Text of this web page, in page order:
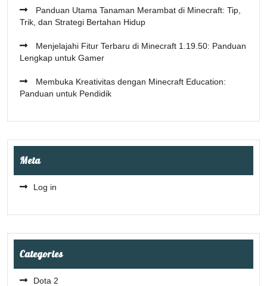
Panduan Utama Tanaman Merambat di Minecraft: Tip,
Trik, dan Strategi Bertahan Hidup
Menjelajahi Fitur Terbaru di Minecraft 1.19.50: Panduan
Lengkap untuk Gamer
Membuka Kreativitas dengan Minecraft Education:
Panduan untuk Pendidik
Meta
Log in
Categories
Dota 2